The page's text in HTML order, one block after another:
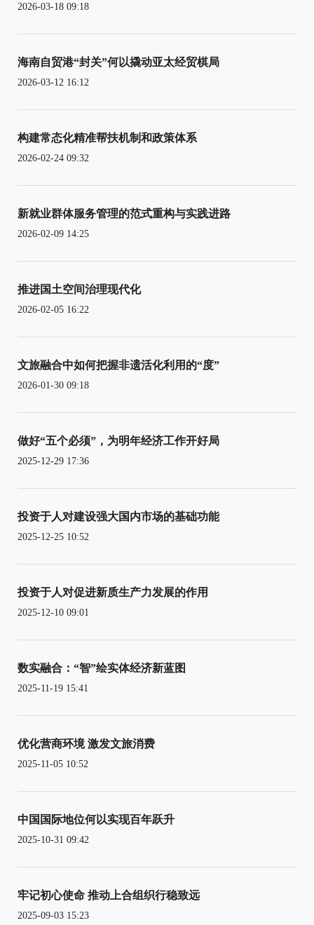
2026-03-18 09:18
海南自贸港“封关”何以撬动亚太经贸棋局
2026-03-12 16:12
构建常态化精准帮扶机制和政策体系
2026-02-24 09:32
新就业群体服务管理的范式重构与实践进路
2026-02-09 14:25
推进国土空间治理现代化
2026-02-05 16:22
文旅融合中如何把握非遗活化利用的“度”
2026-01-30 09:18
做好“五个必须”，为明年经济工作开好局
2025-12-29 17:36
投资于人对建设强大国内市场的基础功能
2025-12-25 10:52
投资于人对促进新质生产力发展的作用
2025-12-10 09:01
数实融合：“智”绘实体经济新蓝图
2025-11-19 15:41
优化营商环境 激发文旅消费
2025-11-05 10:52
中国国际地位何以实现百年跃升
2025-10-31 09:42
牢记初心使命 推动上合组织行稳致远
2025-09-03 15:23